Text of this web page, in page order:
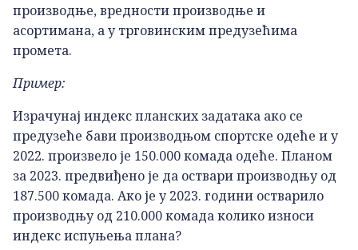
производње, вредности производње и
асортимана, а у трговинским предузећима
промета.
Пример:
Израчунај индекс планских задатака ако се
предузеће бави производњом спортске одеће и у
2022. произвело је 150.000 комада одеће. Планом
за 2023. предвиђено је да оствари производњу од
187.500 комада. Ако је у 2023. години остварило
производњу од 210.000 комада колико износи
индекс испуњења плана?